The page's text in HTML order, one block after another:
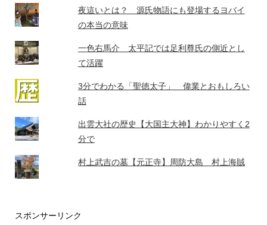
夜這いとは？ 源氏物語にも登場するヨバイ
の本当の意味
一色右馬介 太平記では足利尊氏の側近とし
て活躍
3分でわかる「聖徳太子」 偉業とおもしろい
話
出雲大社の歴史【大国主大神】わかりやすく2
分で
村上武吉の墓【元正寺】周防大島 村上海賊
スポンサーリンク